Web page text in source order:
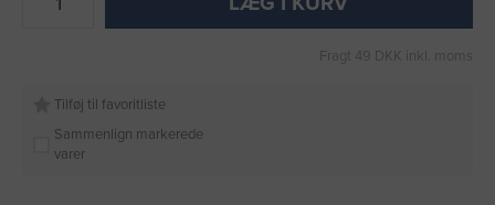
Fragt 49 DKK inkl. moms
Tilføj til favoritliste
Sammenlign markerede
varer